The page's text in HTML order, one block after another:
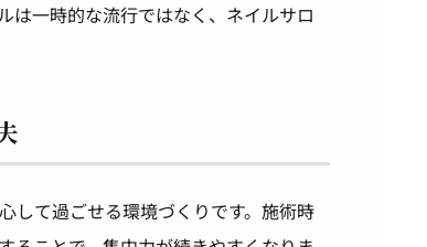
は一時的な流行ではなく、ネイルサロ
して過ごせる環境づくりです。施術時